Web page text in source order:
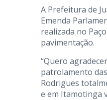
A Prefeitura de
Emenda
realizada no
pavimentação.
“Quero
patrolamento
Rodrigues
e em Itamotinga